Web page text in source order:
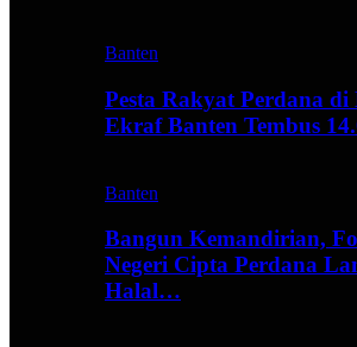
Banten
Pesta Rakyat Perdana
Ekraf Banten Tembus
Banten
Bangun Kemandirian,
Negeri Cipta Perdana
Halal…